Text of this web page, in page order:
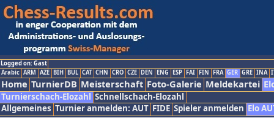
Logged on: Gast
Arabic ARM AZE BIH BUL CAT CHN CRO CZE DEN ENG ESP FAI FIN FRA GER GRE INA
Home TurnierDB Meisterschaft Foto-Galerie Meldekartei
Turnierschach-Elozahl Schnellschach-Elozahl
Allgemeines Turnier anmelden: AUT FIDE Spieler anmelden Elo